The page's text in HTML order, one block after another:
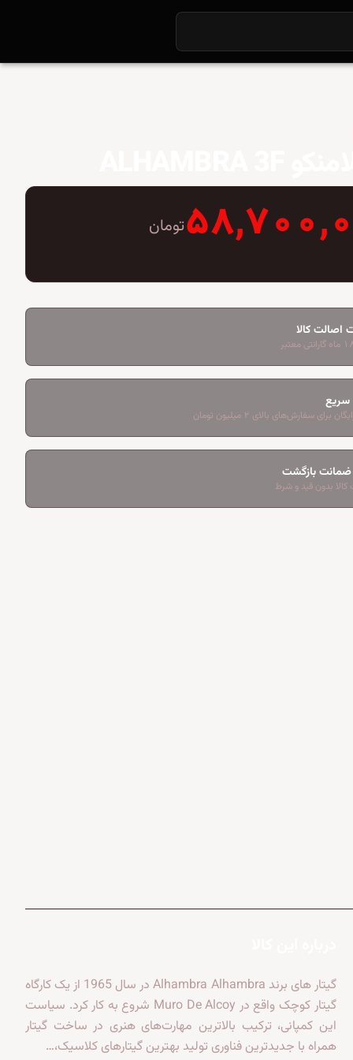
تومان
اصالت کالا
سریع
برای سفارش‌های بالای ۲ میلیون تومان
کالا بدون قید و شرط
گیتار های برند Alhambra Alhambra در سال 1965 از یک کارگاه
گیتار کوچک واقع در Muro De Alcoy شروع به کار کرد. سیاست
این کمپانی، ترکیب بالاترین مهارت‌های هنری در ساخت گیتار
همراه با جدیدترین فناوری تولید بهترین گیتارهای کلاسیک،…